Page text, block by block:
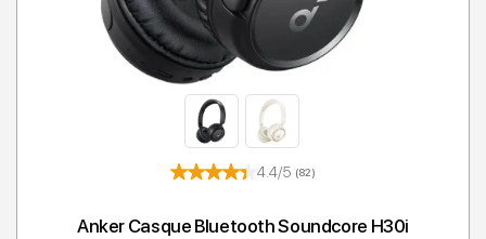
4.4/5 (82)
Anker Casque Bluetooth Soundcore H30i